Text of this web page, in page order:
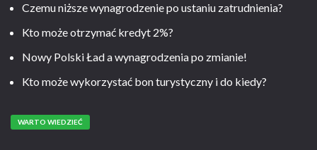
Czemu niższe wynagrodzenie po ustaniu zatrudnienia?
Kto może otrzymać kredyt 2%?
Nowy Polski Ład a wynagrodzenia po zmianie!
Kto może wykorzystać bon turystyczny i do kiedy?
WARTO WIEDZIEĆ